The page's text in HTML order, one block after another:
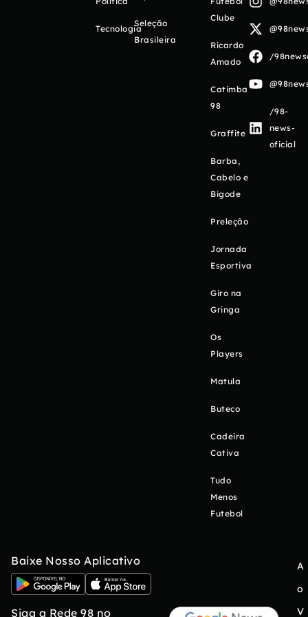
Tecnologia
Seleção
Brasileira
Clube
Ricardo
Amado
Catimba
98
Graffite
Barba,
Cabelo e
Bigode
Preleção
Jornada
Esportiva
Giro na
Gringa
Os
Players
Matula
Buteco
Cadeira
Cativa
Tudo
Menos
Futebol
/
/98-
news-
oficial
Baixe Nosso Aplicativo
Siga a Rede 98 no
A
o
V